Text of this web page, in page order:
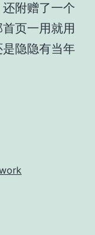
附赠了一个
页一用就用
隐隐有当年